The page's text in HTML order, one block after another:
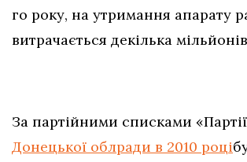
го року, на утримання апарату
витрачається декілька
За партійними списками «Партії
Донецької облради в 2010 році